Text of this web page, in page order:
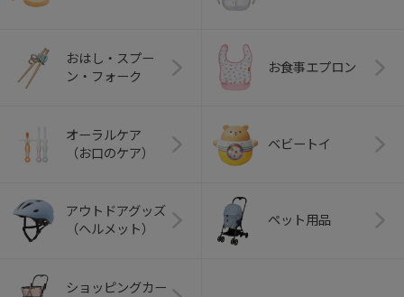
おはし・スプー
ン・フォーク
お食事エプロン
オーラルケア
（お口のケア）
ベビートイ
アウトドアグッズ
（ヘルメット）
ペット用品
ショッピングカー